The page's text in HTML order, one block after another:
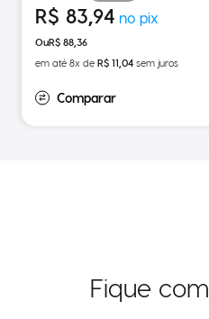
R$ 83 94
R$ 88, 36
em até 8x de R$ 11 04sem juros
Fique com